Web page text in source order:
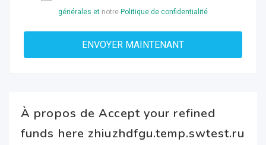
générales et notre Politique de confidentialité
À propos de Accept your refined
funds here zhiuzhdfgu.temp.swtest.ru